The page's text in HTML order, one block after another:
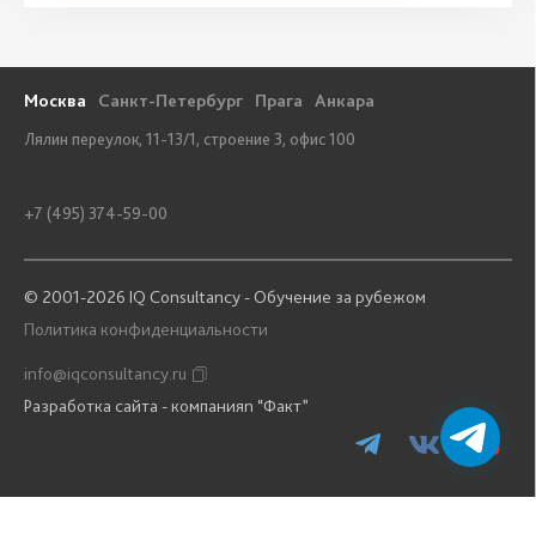
Москва Санкт-Петербург Прага Анкара
Лялин переулок, 11-13/1, строение 3, офис 100
+7 (495) 374-59-00
© 2001-2026 IQ Consultancy - Обучение за рубежом
Политика конфиденциальности
info@iqconsultancy.ru
Разработка сайта - компанияn “Факт”